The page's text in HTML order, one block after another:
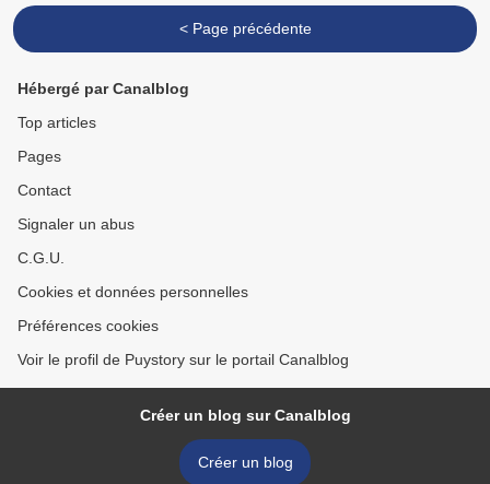
< Page précédente
Hébergé par Canalblog
Top articles
Pages
Contact
Signaler un abus
C.G.U.
Cookies et données personnelles
Préférences cookies
Voir le profil de Puystory sur le portail Canalblog
Créer un blog sur Canalblog
Créer un blog